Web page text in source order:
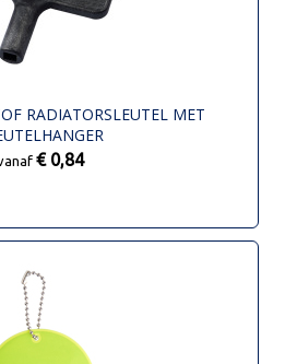
RADIATORSLEUTEL MET
€ 0,84